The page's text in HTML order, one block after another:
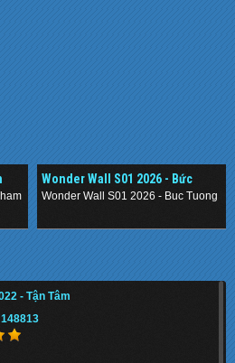
Nam Vung 2
Wonder Wall S01 2026 - Bức
Tường Mê Cung
Wonder Wall S01 2026 - Buc Tuong
- Tận Tâm